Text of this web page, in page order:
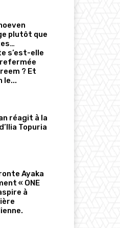
plutôt que
s’est-elle
? Et
le...
réagit à la
Topuria
Ayaka
« ONE
à